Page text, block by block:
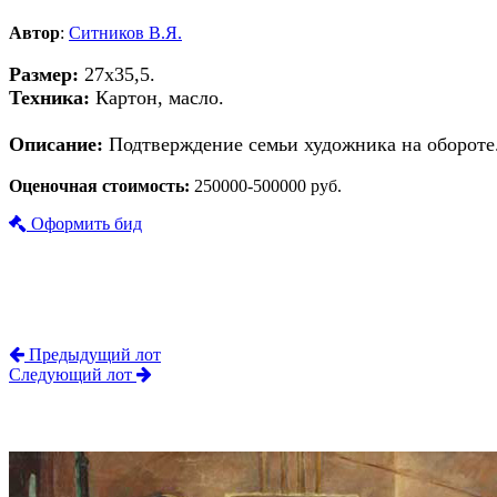
Автор: Ситников В.Я.
Размер: 27х35,5.
Техника: Картон, масло.
Описание: Подтверждение семьи художника на
Оценочная стоимость: 250000-500000 руб.
Оформить бид
Предыдущий лот
Следующий лот